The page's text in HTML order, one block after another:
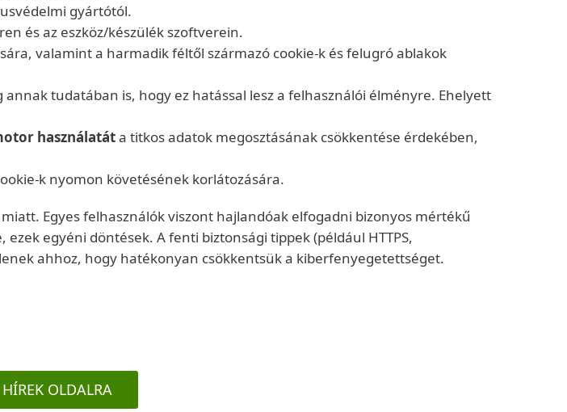
gyártótól.
és az eszköz/készülék szoftverein.
valamint a harmadik féltől származó cookie-k és felugró ablakok
annak tudatában is, hogy ez hatással lesz a felhasználói élményre. Ehelyett
használatáta titkos adatok megosztásának csökkentése érdekében,
k nyomon követésének korlátozására.
Egyes felhasználók viszont hajlandóak elfogadni bizonyos mértékű
egyéni döntések. A fenti biztonsági tippek (például HTTPS,
ahhoz, hogy hatékonyan csökkentsük a kiberfenyegetettséget.
OLDALRA